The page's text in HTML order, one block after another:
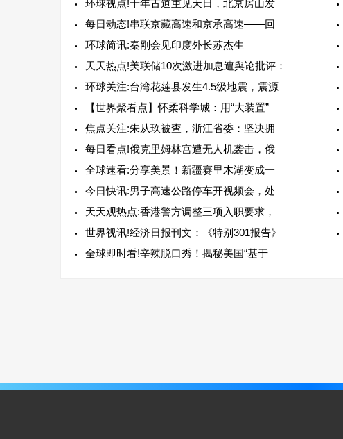
环球视点!千年古道重见天日，北京房山发
每日动态!串联京藏高速和京承高速——回
环球简讯:秦刚会见印度外长苏杰生
天天热点!美联储10次激进加息遭舆论批评：
环球关注:台湾花莲县发生4.5级地震，震源
【世界聚看点】怀柔科学城：用“大装置”
焦点关注:朱从玖被查，浙江省委：坚决拥
每日看点!俄克里姆林宫遭无人机袭击，俄
全球速看:分享美景！新疆赛里木湖变成一
今日快讯:男子高速公路停车开视频会，处
天天观热点:香港警方调整三项入职要求，
世界视讯!经济日报刊文：《特别301报告》
全球即时看!辛辣脱口秀！揭秘美国“基于